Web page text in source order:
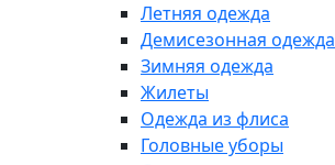
Летняя одежда
Демисезонная одежда
Зимняя одежда
Жилеты
Одежда из флиса
Головные уборы